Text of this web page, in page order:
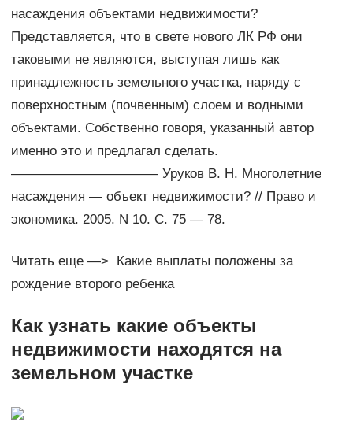
насаждения объектами недвижимости?
Представляется, что в свете нового ЛК РФ они
таковыми не являются, выступая лишь как
принадлежность земельного участка, наряду с
поверхностным (почвенным) слоем и водными
объектами. Собственно говоря, указанный автор
именно это и предлагал сделать.
——————————— Уруков В. Н. Многолетние
насаждения — объект недвижимости? // Право и
экономика. 2005. N 10. С. 75 — 78.
Читать еще —> Какие выплаты положены за
рождение второго ребенка
Как узнать какие объекты
недвижимости находятся на
земельном участке